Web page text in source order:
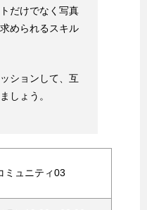
だけでなく写真
められるスキル
ションして、互
しょう。
ミュニティ03